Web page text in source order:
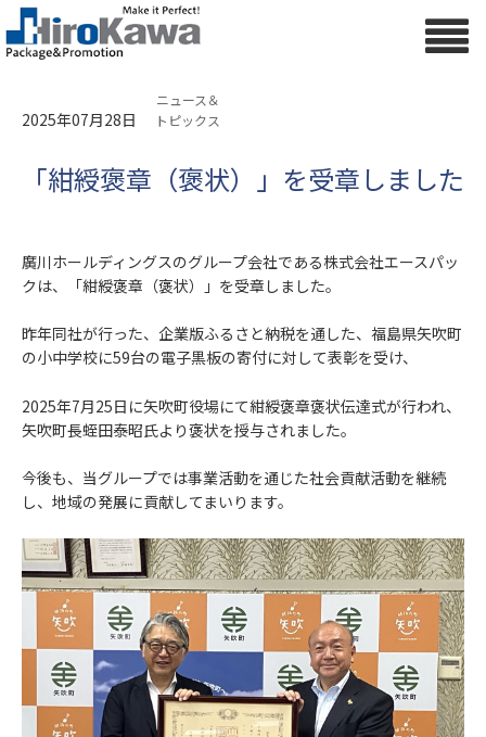
2025年07月28日
ニュース＆
トピックス
「紺綬褒章（褒状）」を受章しました
廣川ホールディングスのグループ会社である株式会社エースパッ
クは、「紺綬褒章（褒状）」を受章しました。
昨年同社が行った、企業版ふるさと納税を通した、福島県矢吹町
の小中学校に59台の電子黒板の寄付に対して表彰を受け、
2025年7月25日に矢吹町役場にて紺綬褒章褒状伝達式が行われ、
矢吹町長蛭田泰昭氏より褒状を授与されました。
今後も、当グループでは事業活動を通じた社会貢献活動を継続
し、地域の発展に貢献してまいります。